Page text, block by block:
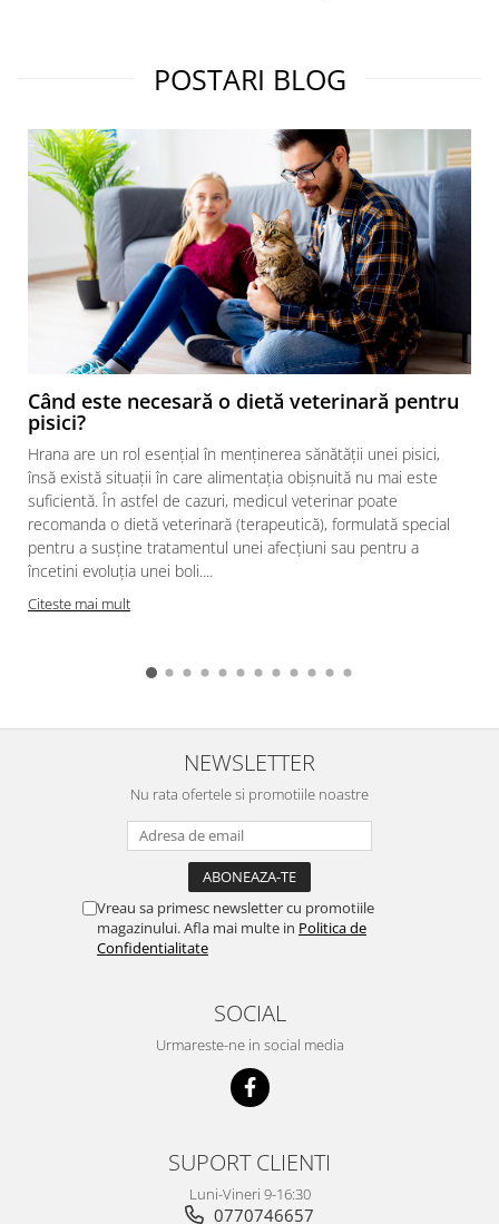
treia comanda recomand cu
mult drag !
POSTARI BLOG
Când este necesară o dietă veterinară pentru
pisici?
Hrana are un rol esențial în menținerea sănătății unei pisici,
însă există situații în care alimentația obișnuită nu mai este
suficientă. În astfel de cazuri, medicul veterinar poate
recomanda o dietă veterinară (terapeutică), formulată special
pentru a susține tratamentul unei afecțiuni sau pentru a
încetini evoluția unei boli....
Citeste mai mult
NEWSLETTER
Nu rata ofertele si promotiile noastre
Vreau sa primesc newsletter cu promotiile
magazinului. Afla mai multe in Politica de
Confidentialitate
SOCIAL
Urmareste-ne in social media
SUPORT CLIENTI
Luni-Vineri 9-16:30
0770746657